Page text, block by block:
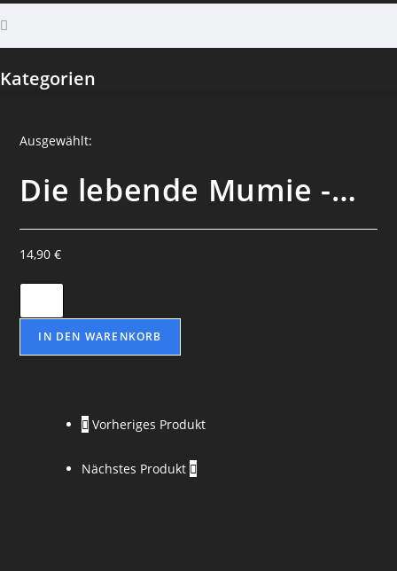
Kategorien
Ausgewählt:
Die lebende Mumie -…
14,90€
IN DEN WARENKORB
Vorheriges Produkt
Nächstes Produkt